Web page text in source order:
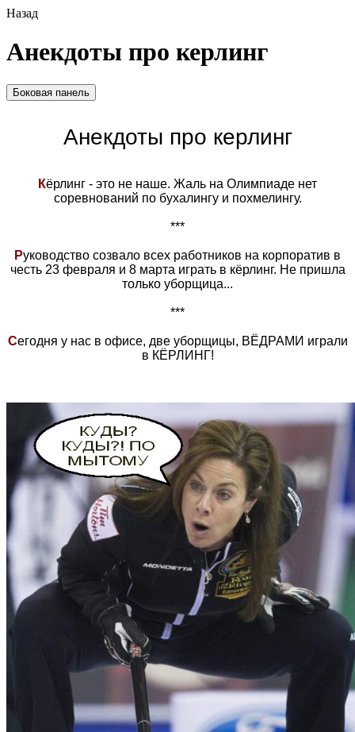
Назад
Анекдоты про керлинг
Боковая панель
Анекдоты про керлинг
Кёрлинг - это не наше. Жаль на Олимпиаде нет
соревнований по бухалингу и похмелингу.
***
Руководство созвало всех работников на корпоратив в
честь 23 февраля и 8 марта играть в кёрлинг. Не пришла
только уборщица...
***
Сегодня у нас в офисе, две уборщицы, ВЁДРАМИ играли
в КЁРЛИНГ!